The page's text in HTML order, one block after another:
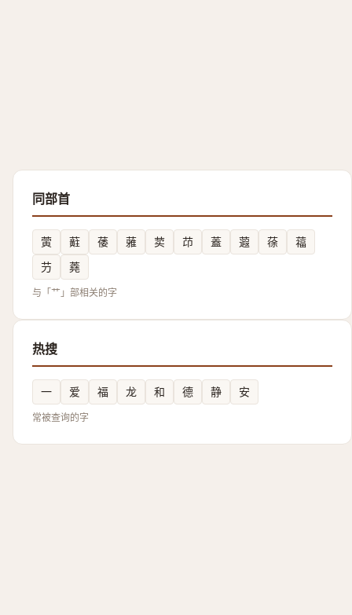
同部首
蔩 蘣 䔀 蕥 荬 䒢 蓋 蕸 蒣
䕐
芀
蕘
与「艹」部相关的字
热搜
一 爱 福 龙 和 德 静 安
常被查询的字